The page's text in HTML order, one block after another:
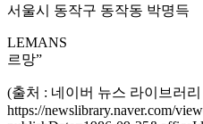
서울시 동작구 동작동 박명득
LEMANS
르망”
(출처 : 네이버 뉴스 라이브러리
https://newslibrary.naver.com/